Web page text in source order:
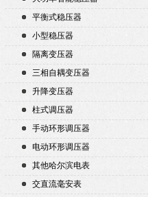
平衡式稳压器
小型稳压器
隔离变压器
三相自耦变压器
升降变压器
柱式调压器
手动环形调压器
电动环形调压器
其他哈尔滨电表
交直流毫安表